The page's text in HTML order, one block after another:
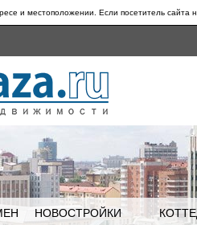
и местоположении. Если посетитель сайта
НОВОСТРОЙКИ